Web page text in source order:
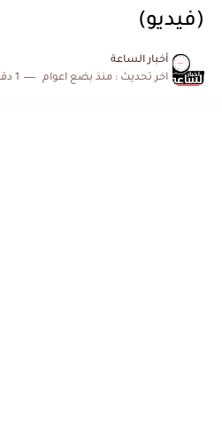
(فيديو)
أخبار الساعة
اخر تحديث : منذ بضع اعوام 1 دقائق للقراءة